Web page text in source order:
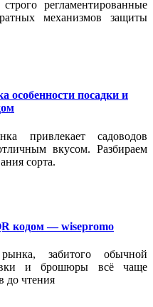
регламентированные
механизмов защиты
посадки и
привлекает садоводов
вкусом. Разбираем
сорта.
кодом — wisepromo
забитого обычной
и брошюры всё чаще
до чтения